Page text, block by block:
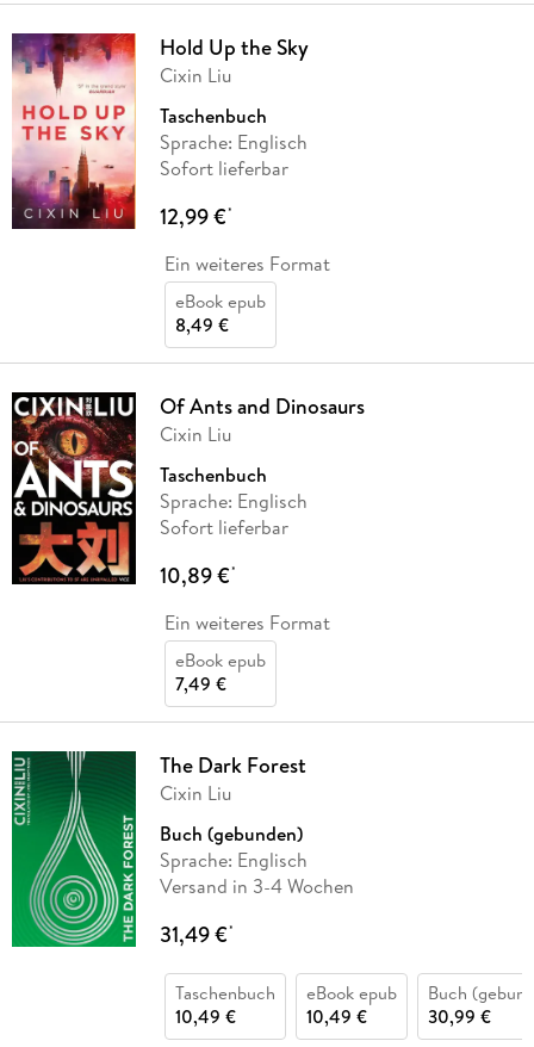
Hold Up the Sky
Cixin Liu
Taschenbuch
Sprache: Englisch
Sofort lieferbar
12,99 €*
Ein weiteres Format
eBook epub
8,49 €
Of Ants and Dinosaurs
Cixin Liu
Taschenbuch
Sprache: Englisch
Sofort lieferbar
10,89 €*
Ein weiteres Format
eBook epub
7,49 €
The Dark Forest
Cixin Liu
Buch (gebunden)
Sprache: Englisch
Versand in 3-4 Wochen
31,49 €*
Taschenbuch
10,49 €
eBook epub
10,49 €
Buch
30,99 €